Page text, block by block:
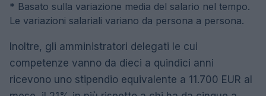
* Basato sulla variazione media del salario nel tempo.
Le variazioni salariali variano da persona a persona.
Inoltre, gli amministratori delegati le cui
competenze vanno da dieci a quindici anni
ricevono uno stipendio equivalente a 11.700 EUR al